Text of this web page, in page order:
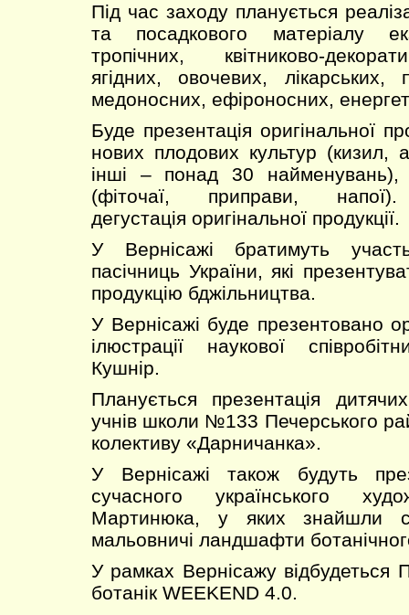
Під час заходу планується
та посадкового матеріалу
тропічних, квітниково-
ягідних, овочевих, лікарських,
медоносних, ефіроносних,
Буде презентація оригінальної
нових плодових культур (кизил,
інші – понад 30 найменувань),
(фіточаї, приправи, напої).
дегустація оригінальної продукції.
У Вернісажі братимуть
пасічниць України, які
продукцію бджільництва.
У Вернісажі буде презентовано
ілюстрації наукової
Кушнір.
Планується презентація
учнів школи №133 Печерського
колективу «Дарничанка».
У Вернісажі також будуть
сучасного українського
Мартинюка, у яких знайшли
мальовничі ландшафти
У рамках Вернісажу відбудеться
ботанік WEEKEND 4.0.